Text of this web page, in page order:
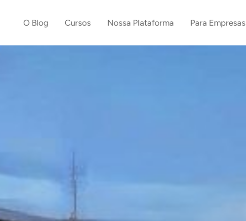
O Blog Cursos Nossa Plataforma Para Empresas